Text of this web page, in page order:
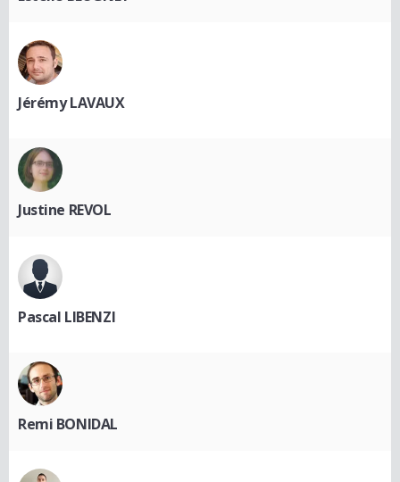
Jérémy LAVAUX
Justine REVOL
Pascal LIBENZI
Remi BONIDAL